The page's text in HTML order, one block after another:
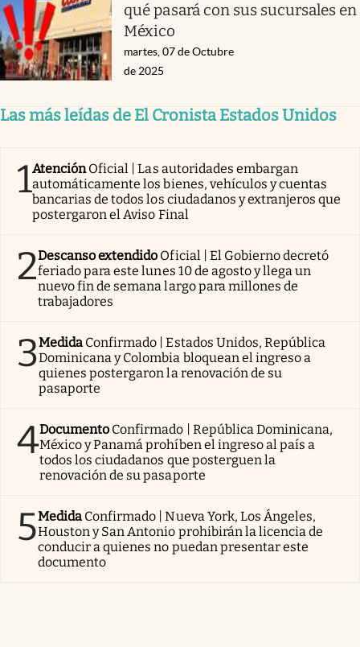
qué pasará con sus sucursales en
México
martes, 07 de Octubre
de 2025
Las más leídas de El Cronista Estados Unidos
1AtenciónOficial | Las autoridades embargan
automáticamente los bienes, vehículos y cuentas
bancarias de todos los ciudadanos y extranjeros que
postergaron el Aviso Final
2Descanso extendido Oficial | El Gobierno decretó
feriado para este lunes 10 de agosto y llega un
nuevo fin de semana largo para millones de
trabajadores
3Medida Confirmado | Estados Unidos, República
Dominicana y Colombia bloquean el ingreso a
quienes postergaron la renovación de su
pasaporte
4Documento Confirmado | República Dominicana,
México y Panamá prohíben el ingreso al país a
todos los ciudadanos que posterguen la
renovación de su pasaporte
5Medida Confirmado | Nueva York, Los Ángeles,
Houston y San Antonio prohibirán la licencia de
conducir a quienes no puedan presentar este
documento